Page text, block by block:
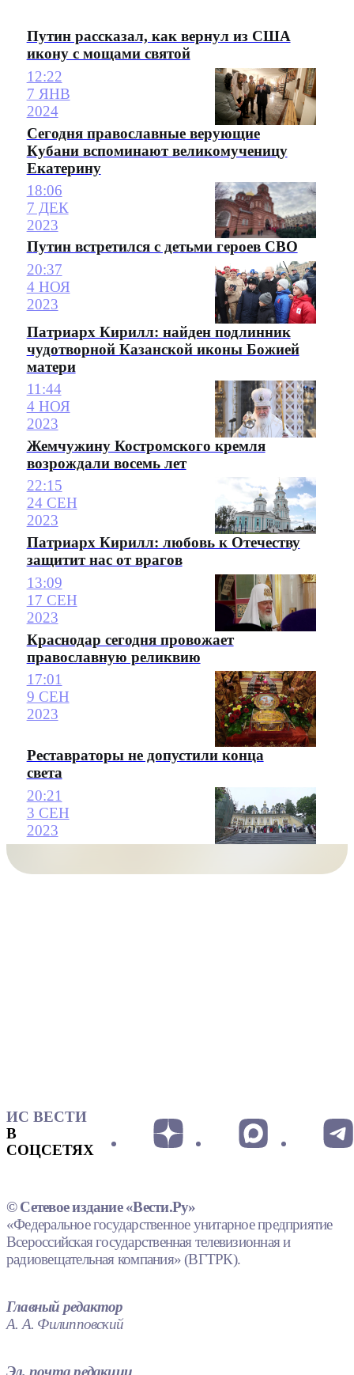
Путин рассказал, как вернул из США
икону с мощами святой
12:22
7 ЯНВ
2024
Сегодня православные верующие
Кубани вспоминают великомученицу
Екатерину
18:06
7 ДЕК
2023
Путин встретился с детьми героев СВО
20:37
4 НОЯ
2023
Патриарх Кирилл: найден подлинник
чудотворной Казанской иконы Божией
матери
11:44
4 НОЯ
2023
Жемчужину Костромского кремля
возрождали восемь лет
22:15
24 СЕН
2023
Патриарх Кирилл: любовь к Отечеству
защитит нас от врагов
13:09
17 СЕН
2023
Краснодар сегодня провожает
православную реликвию
17:01
9 СЕН
2023
Реставраторы не допустили конца
света
20:21
3 СЕН
2023
ИС ВЕСТИ
В
СОЦСЕТЯХ
© Сетевое издание «Вести.Ру»
«Федеральное государственное унитарное предприятие
Всероссийская государственная телевизионная и
радиовещательная компания» (ВГТРК).
Главный редактор
А. А. Филипповский
Эл. почта редакции